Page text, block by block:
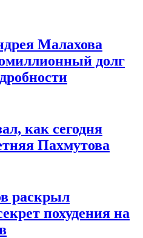
Малахова
долг
как сегодня
Пахмутова
раскрыл
похудения на